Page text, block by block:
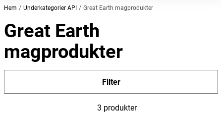
Hem Underkategorier API Great Earth magprodukter
Great Earth
magprodukter
Filter
3 produkter